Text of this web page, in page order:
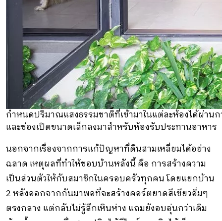
กำหนดปริมาณแสงธรรมชาติที่เข้ามาในแต่ละห้องได้ผ่
และช่องเปิดขนาดเล็กลงมาสำหรับห้องรับประทานอาห
นอกจากเรื่องจากการแก้ปัญหาที่ดินสามเหลี่ยมได้อย่าง
ฉลาด เหตุผลที่ทำให้ชอบบ้านหลังนี้ คือ การสร้างความ
เป็นส่วนตัวให้กับสมาชิกในครอบครัวทุกคน โดยแยกบ้าน
2 หลังออกจากกันมาพอที่จะสร้างคอร์ตยาดสีเขียวอิ่มๆ
ตรงกลาง แต่กลับไม่รู้สึกเหินห่าง แถมยังอบอุ่นกว่าเดิม